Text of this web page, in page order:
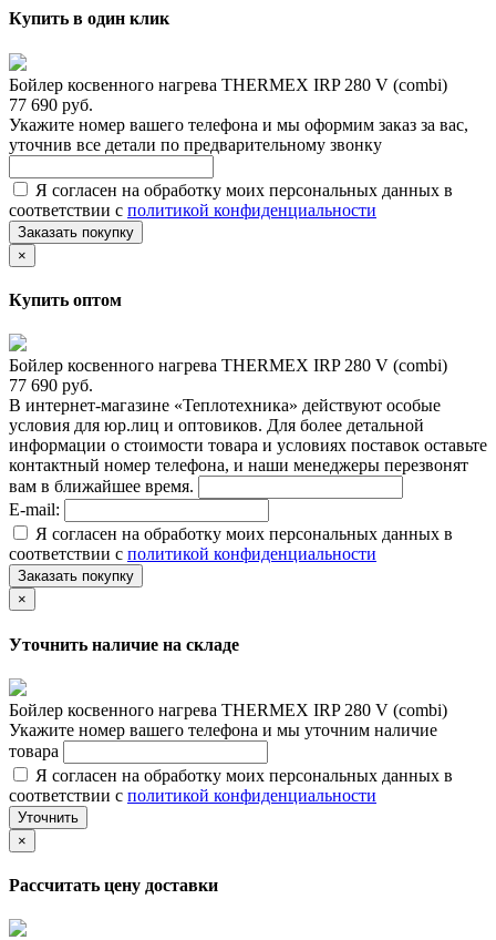
Купить в один клик
Бойлер косвенного нагрева THERMEX IRP 280 V (combi)
77 690 руб.
Укажите номер вашего телефона и мы оформим заказ за вас,
уточнив все детали по предварительному звонку
Я согласен на обработку моих персональных данных в
соответствии с политикой конфиденциальности
Заказать покупку
×
Купить оптом
Бойлер косвенного нагрева THERMEX IRP 280 V (combi)
77 690 руб.
В интернет-магазине «Теплотехника» действуют особые
условия для юр.лиц и оптовиков. Для более детальной
информации о стоимости товара и условиях поставок оставьте
контактный номер телефона, и наши менеджеры перезвонят
вам в ближайшее время.
E-mail:
Я согласен на обработку моих персональных данных в
соответствии с политикой конфиденциальности
Заказать покупку
×
Уточнить наличие на складе
Бойлер косвенного нагрева THERMEX IRP 280 V (combi)
Укажите номер вашего телефона и мы уточним наличие
товара
Я согласен на обработку моих персональных данных в
соответствии с политикой конфиденциальности
Уточнить
×
Рассчитать цену доставки